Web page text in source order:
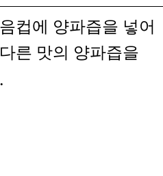
컵에 양파즙을 넣어
른 맛의 양파즙을
.